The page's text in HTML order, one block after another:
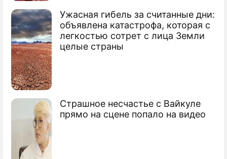
ИГРЫ
ПРЕСС-РЕЛИЗЫ
Ужасная гибель за считанные дни:
объявлена катастрофа, которая с
легкостью сотрет с лица Земли
целые страны
Страшное несчастье с Вайкуле
прямо на сцене попало на видео